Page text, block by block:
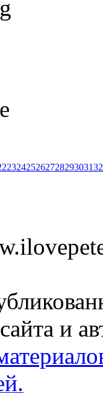
23242526272829303132
и